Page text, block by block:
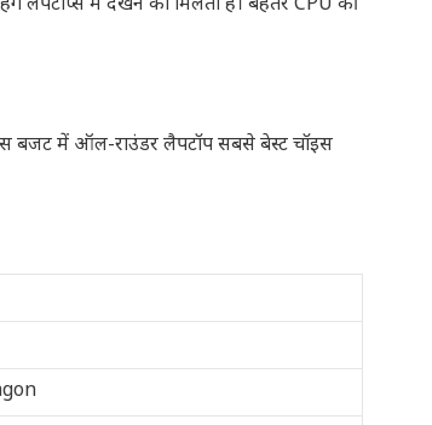
लैपटॉप्स में देखने को मिलता है। बेहतर CPU की
बजट में ऑल-राउंडर लैपटॉप सबसे बेस्ट चॉइस